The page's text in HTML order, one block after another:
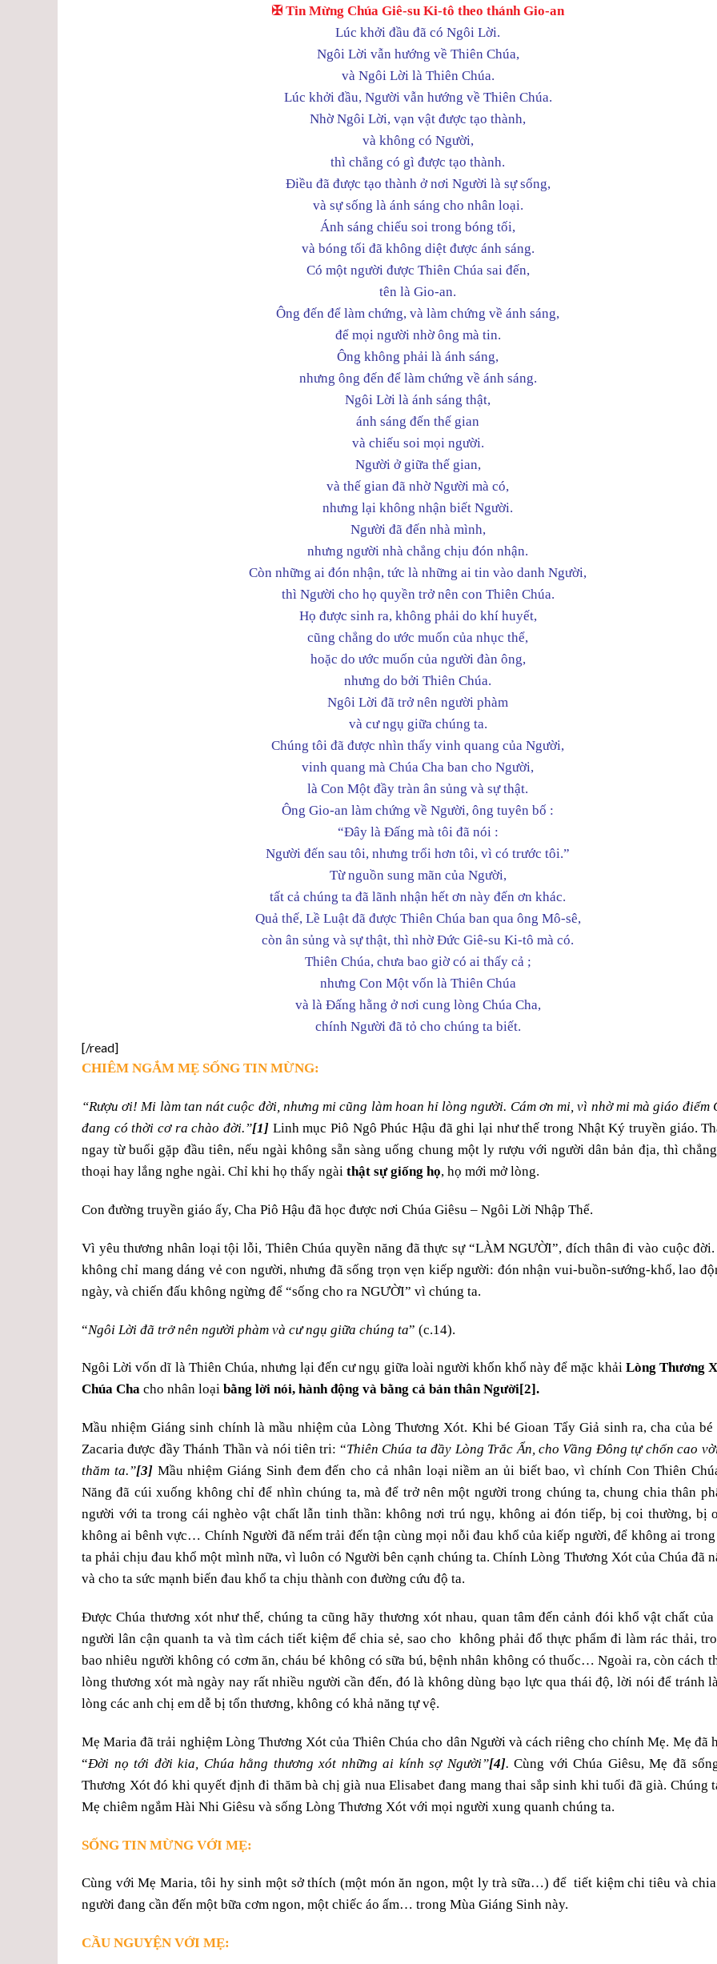
✠ Tin Mừng Chúa Giê-su Ki-tô theo thánh Gio-an
Lúc khởi đầu đã có Ngôi Lời.
Ngôi Lời vẫn hướng về Thiên Chúa,
và Ngôi Lời là Thiên Chúa.
Lúc khởi đầu, Người vẫn hướng về Thiên Chúa.
Nhờ Ngôi Lời, vạn vật được tạo thành,
và không có Người,
thì chẳng có gì được tạo thành.
Điều đã được tạo thành ở nơi Người là sự sống,
và sự sống là ánh sáng cho nhân loại.
Ánh sáng chiếu soi trong bóng tối,
và bóng tối đã không diệt được ánh sáng.
Có một người được Thiên Chúa sai đến,
tên là Gio-an.
Ông đến để làm chứng, và làm chứng về ánh sáng,
để mọi người nhờ ông mà tin.
Ông không phải là ánh sáng,
nhưng ông đến để làm chứng về ánh sáng.
Ngôi Lời là ánh sáng thật,
ánh sáng đến thế gian
và chiếu soi mọi người.
Người ở giữa thế gian,
và thế gian đã nhờ Người mà có,
nhưng lại không nhận biết Người.
Người đã đến nhà mình,
nhưng người nhà chẳng chịu đón nhận.
Còn những ai đón nhận, tức là những ai tin vào danh Người,
thì Người cho họ quyền trở nên con Thiên Chúa.
Họ được sinh ra, không phải do khí huyết,
cũng chẳng do ước muốn của nhục thể,
hoặc do ước muốn của người đàn ông,
nhưng do bởi Thiên Chúa.
Ngôi Lời đã trở nên người phàm
và cư ngụ giữa chúng ta.
Chúng tôi đã được nhìn thấy vinh quang của Người,
vinh quang mà Chúa Cha ban cho Người,
là Con Một đầy tràn ân sủng và sự thật.
Ông Gio-an làm chứng về Người, ông tuyên bố :
“Đây là Đấng mà tôi đã nói :
Người đến sau tôi, nhưng trổi hơn tôi, vì có trước tôi.”
Từ nguồn sung mãn của Người,
tất cả chúng ta đã lãnh nhận hết ơn này đến ơn khác.
Quả thế, Lề Luật đã được Thiên Chúa ban qua ông Mô-sê,
còn ân sủng và sự thật, thì nhờ Đức Giê-su Ki-tô mà có.
Thiên Chúa, chưa bao giờ có ai thấy cả ;
nhưng Con Một vốn là Thiên Chúa
và là Đấng hằng ở nơi cung lòng Chúa Cha,
chính Người đã tỏ cho chúng ta biết.
[/read]
CHIÊM NGẮM MẸ SỐNG TIN MỪNG:
“Rượu ơi! Mi làm tan nát cuộc đời, nhưng mi cũng làm hoan hỉ lòng người. Cám ơn mi, vì nhờ mi mà giáo điểm
đang có thời cơ ra chào đời.”[1] Linh mục Piô Ngô Phúc Hậu đã ghi lại như thế trong Nhật Ký truyền giáo.
ngay từ buổi gặp đầu tiên, nếu ngài không sẵn sàng uống chung một ly rượu với người dân bản địa, thì
thoại hay lắng nghe ngài. Chỉ khi họ thấy ngài thật sự giống họ, họ mới mở lòng.
Con đường truyền giáo ấy, Cha Piô Hậu đã học được nơi Chúa Giêsu – Ngôi Lời Nhập Thể.
Vì yêu thương nhân loại tội lỗi, Thiên Chúa quyền năng đã thực sự “LÀM NGƯỜI”, đích thân đi vào cuộc
không chỉ mang dáng vẻ con người, nhưng đã sống trọn vẹn kiếp người: đón nhận vui-buồn-sướng-khổ, lao
ngày, và chiến đấu không ngừng để “sống cho ra NGƯỜI” vì chúng ta.
“Ngôi Lời đã trở nên người phàm và cư ngụ giữa chúng ta” (c.14).
Ngôi Lời vốn dĩ là Thiên Chúa, nhưng lại đến cư ngụ giữa loài người khốn khổ này để mặc khải Lòng Thương
Chúa Cha cho nhân loại bằng lời nói, hành động và bằng cả bản thân Người[2].
Mầu nhiệm Giáng sinh chính là mầu nhiệm của Lòng Thương Xót. Khi bé Gioan Tẩy Giả sinh ra, cha của bé
Zacaria được đầy Thánh Thần và nói tiên tri: “Thiên Chúa ta đầy Lòng Trắc Ẩn, cho Vầng Đông tự chốn cao
thăm ta.”[3]Mầu nhiệm Giáng Sinh đem đến cho cả nhân loại niềm an ủi biết bao, vì chính Con Thiên
Năng đã cúi xuống không chỉ để nhìn chúng ta, mà để trở nên một người trong chúng ta, chung chia thân
người với ta trong cái nghèo vật chất lẫn tinh thần: không nơi trú ngụ, không ai đón tiếp, bị coi thường, bị
không ai bênh vực… Chính Người đã nếm trải đến tận cùng mọi nỗi đau khổ của kiếp người, để không ai trong
ta phải chịu đau khổ một mình nữa, vì luôn có Người bên cạnh chúng ta. Chính Lòng Thương Xót của Chúa đã
và cho ta sức mạnh biến đau khổ ta chịu thành con đường cứu độ ta.
Được Chúa thương xót như thế, chúng ta cũng hãy thương xót nhau, quan tâm đến cảnh đói khổ vật chất của
người lân cận quanh ta và tìm cách tiết kiệm để chia sẻ, sao cho không phải đổ thực phẩm đi làm rác thải,
bao nhiêu người không có cơm ăn, cháu bé không có sữa bú, bệnh nhân không có thuốc… Ngoài ra, còn cách
lòng thương xót mà ngày nay rất nhiều người cần đến, đó là không dùng bạo lực qua thái độ, lời nói để tránh
lòng các anh chị em dễ bị tổn thương, không có khả năng tự vệ.
Mẹ Maria đã trải nghiệm Lòng Thương Xót của Thiên Chúa cho dân Người và cách riêng cho chính Mẹ. Mẹ đã
“Đời nọ tới đời kia, Chúa hằng thương xót những ai kính sợ Người”[4]. Cùng với Chúa Giêsu, Mẹ đã
Thương Xót đó khi quyết định đi thăm bà chị già nua Elisabet đang mang thai sắp sinh khi tuổi đã già. Chúng
Mẹ chiêm ngắm Hài Nhi Giêsu và sống Lòng Thương Xót với mọi người xung quanh chúng ta.
SỐNG TIN MỪNG VỚI MẸ:
Cùng với Mẹ Maria, tôi hy sinh một sở thích (một món ăn ngon, một ly trà sữa…) để tiết kiệm chi tiêu và
người đang cần đến một bữa cơm ngon, một chiếc áo ấm… trong Mùa Giáng Sinh này.
CẦU NGUYỆN VỚI MẸ: